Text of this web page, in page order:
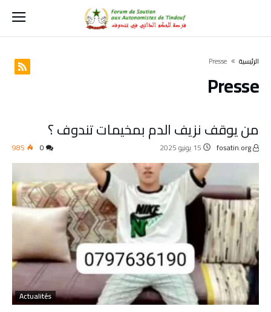
‫الرئيسية‬ Presse
Presse
من يوقف نزيف الدم بمخيمات تندوف ؟
15 يونيو 2025 985
Actualités